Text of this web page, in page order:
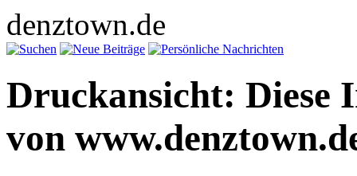
denztown.de
Druckansicht: Diese
von